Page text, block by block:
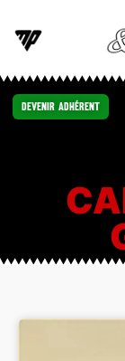
Devenir Adhérent